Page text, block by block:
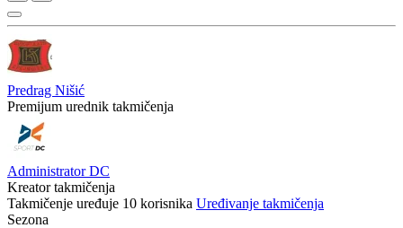
Predrag Nišić
Premijum urednik takmičenja
Administrator DC
Kreator takmičenja
Takmičenje uređuje 10 korisnika Uređivanje takmičenja
Sezona